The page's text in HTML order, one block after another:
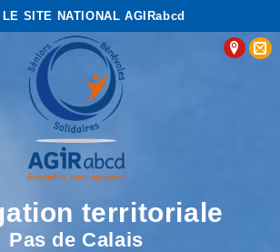
SITE NATIONAL AGIRabcd
territoriale
Pas de Calais